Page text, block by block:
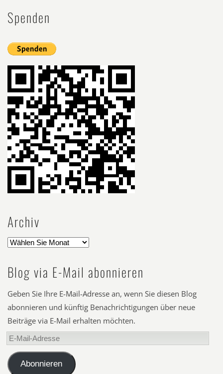
Spenden
Archiv
Blog via E-Mail abonnieren
Geben Sie Ihre E-Mail-Adresse an, wenn Sie diesen Blog
abonnieren und künftig Benachrichtigungen über neue
Beiträge via E-Mail erhalten möchten.
E-
Mail-
AdresseAbonnieren